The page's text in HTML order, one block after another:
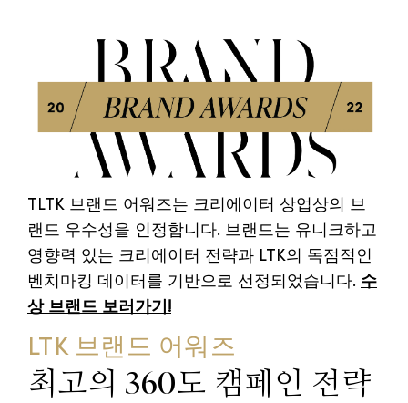
TLTK 브랜드 어워즈는 크리에이터 상업상의 브
랜드 우수성을 인정합니다. 브랜드는 유니크하고
영향력 있는 크리에이터 전략과 LTK의 독점적인
벤치마킹 데이터를 기반으로 선정되었습니다. 수
상 브랜드 보러가기!
LTK 브랜드 어워즈
최고의 360도 캠페인 전략